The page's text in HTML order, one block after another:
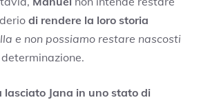
di rendere la loro storia
e non possiamo restare nascosti
Jana in uno stato di